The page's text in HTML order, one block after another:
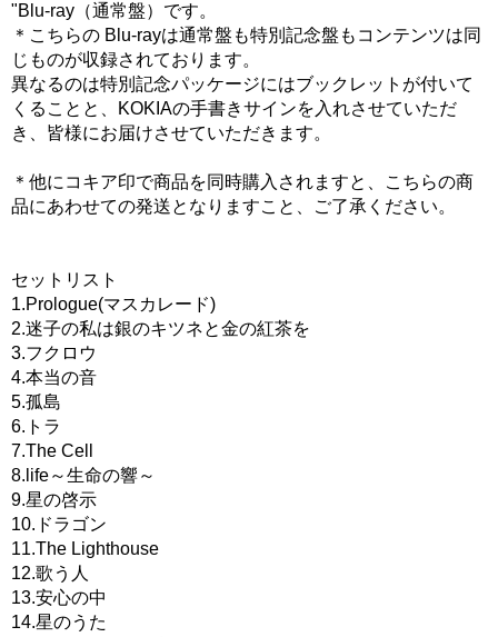
"Blu-ray（通常盤）です。
＊こちらの Blu-rayは通常盤も特別記念盤もコンテンツは同
じものが収録されております。
異なるのは特別記念パッケージにはブックレットが付いて
くることと、KOKIAの手書きサインを入れさせていただ
き、皆様にお届けさせていただきます。
＊他にコキア印で商品を同時購入されますと、こちらの商
品にあわせての発送となりますこと、ご了承ください。
セットリスト
1.Prologue(マスカレード)
2.迷子の私は銀のキツネと金の紅茶を
3.フクロウ
4.本当の音
5.孤島
6.トラ
7.The Cell
8.life～生命の響～
9.星の啓示
10.ドラゴン
11.The Lighthouse
12.歌う人
13.安心の中
14.星のうた